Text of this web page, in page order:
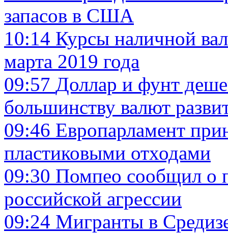
запасов в США
10:14 Курсы наличной
марта 2019 года
09:57 Доллар и фунт
большинству валют
09:46 Европарламент
пластиковыми отходами
09:30 Помпео сообщил о
российской агрессии
09:24 Мигранты в